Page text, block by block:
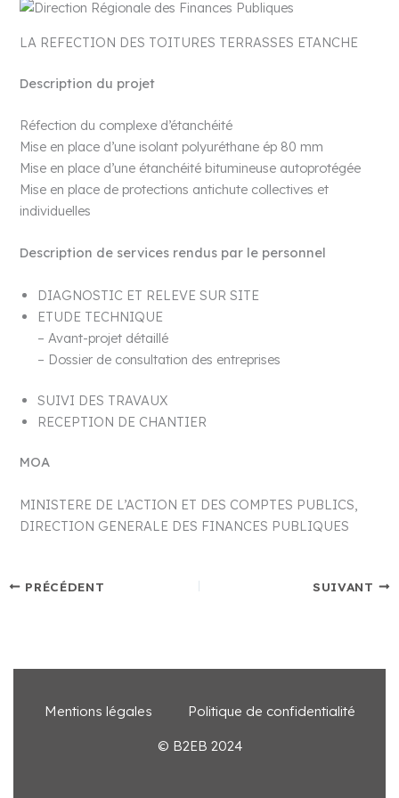
LA REFECTION DES TOITURES TERRASSES ETANCHE
Description du projet
Réfection du complexe d’étanchéité
Mise en place d’une isolant polyuréthane ép 80 mm
Mise en place d’une étanchéité bitumineuse autoprotégée
Mise en place de protections antichute collectives et
individuelles
Description de services rendus par le personnel
DIAGNOSTIC ET RELEVE SUR SITE
ETUDE TECHNIQUE
– Avant-projet détaillé
– Dossier de consultation des entreprises
SUIVI DES TRAVAUX
RECEPTION DE CHANTIER
MOA
MINISTERE DE L’ACTION ET DES COMPTES PUBLICS,
DIRECTION GENERALE DES FINANCES PUBLIQUES
PRÉCÉDENT SUIVANT
Mentions légales Politique de confidentialité
© B2EB 2024